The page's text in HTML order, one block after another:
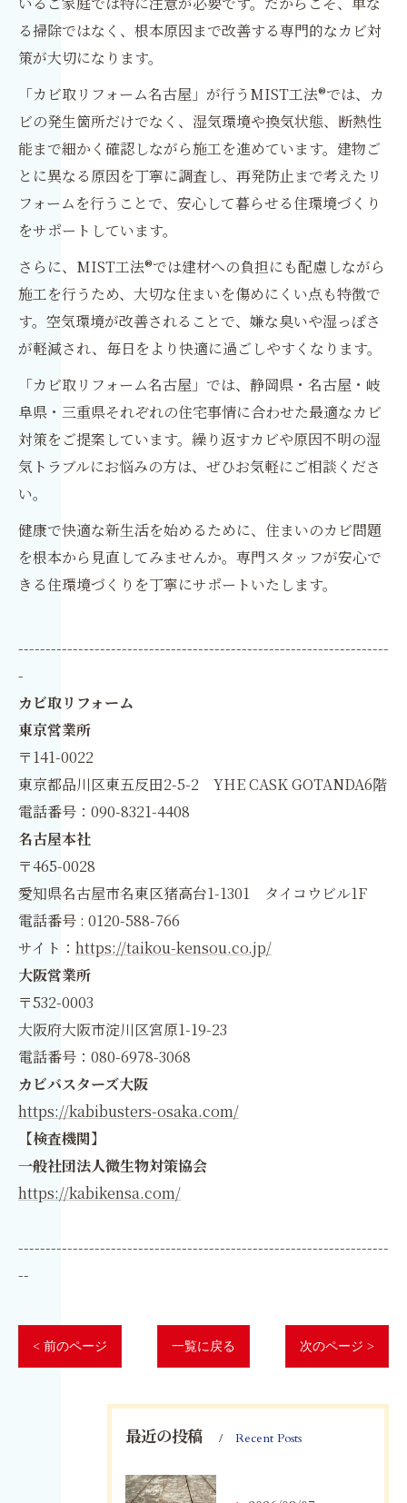
る掃除ではなく、根本原因まで改善する専門的なカビ対
策が大切になります。
「カビ取リフォーム名古屋」が行うMIST工法®では、カ
ビの発生箇所だけでなく、湿気環境や換気状態、断熱性
能まで細かく確認しながら施工を進めています。建物ご
とに異なる原因を丁寧に調査し、再発防止まで考えたリ
フォームを行うことで、安心して暮らせる住環境づくり
をサポートしています。
さらに、MIST工法®では建材への負担にも配慮しながら
施工を行うため、大切な住まいを傷めにくい点も特徴で
す。空気環境が改善されることで、嫌な臭いや湿っぽさ
が軽減され、毎日をより快適に過ごしやすくなります。
「カビ取リフォーム名古屋」では、静岡県・名古屋・岐
阜県・三重県それぞれの住宅事情に合わせた最適なカビ
対策をご提案しています。繰り返すカビや原因不明の湿
気トラブルにお悩みの方は、ぜひお気軽にご相談くださ
い。
健康で快適な新生活を始めるために、住まいのカビ問題
を根本から見直してみませんか。専門スタッフが安心で
きる住環境づくりを丁寧にサポートいたします。
--------------------------------------------------------------------
-
カビ取リフォーム
東京営業所
〒141-0022
東京都品川区東五反田2-5-2 YHE CASK GOTANDA6階
電話番号：090-8321-4408
名古屋本社
〒465-0028
愛知県名古屋市名東区猪高台1-1301 タイコウビル1F
電話番号 : 0120-588-766
サイト： https://taikou-kensou.co.jp/
大阪営業所
〒532-0003
大阪府大阪市淀川区宮原1-19-23
電話番号：080-6978-3068
カビバスターズ大阪
https://kabibusters-osaka.com/
【検査機関】
一般社団法人微生物対策協会
https://kabikensa.com/
--------------------------------------------------------------------
--
< 前のページ 一覧に戻る 次のページ >
最近の投稿 Recent Posts